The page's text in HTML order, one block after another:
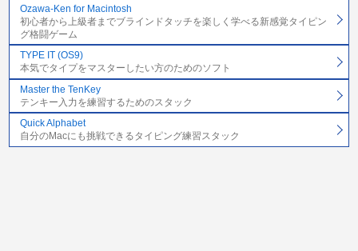
Ozawa-Ken for Macintosh
初心者から上級者までブラインドタッチを楽しく学べる新感覚タイピン
グ格闘ゲーム
TYPE IT (OS9)
本気でタイプをマスターしたい方のためのソフト
Master the TenKey
テンキー入力を練習するためのスタック
Quick Alphabet
自分のMacにも挑戦できるタイピング練習スタック